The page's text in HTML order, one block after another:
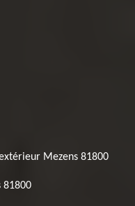
Mezens 81800
81800